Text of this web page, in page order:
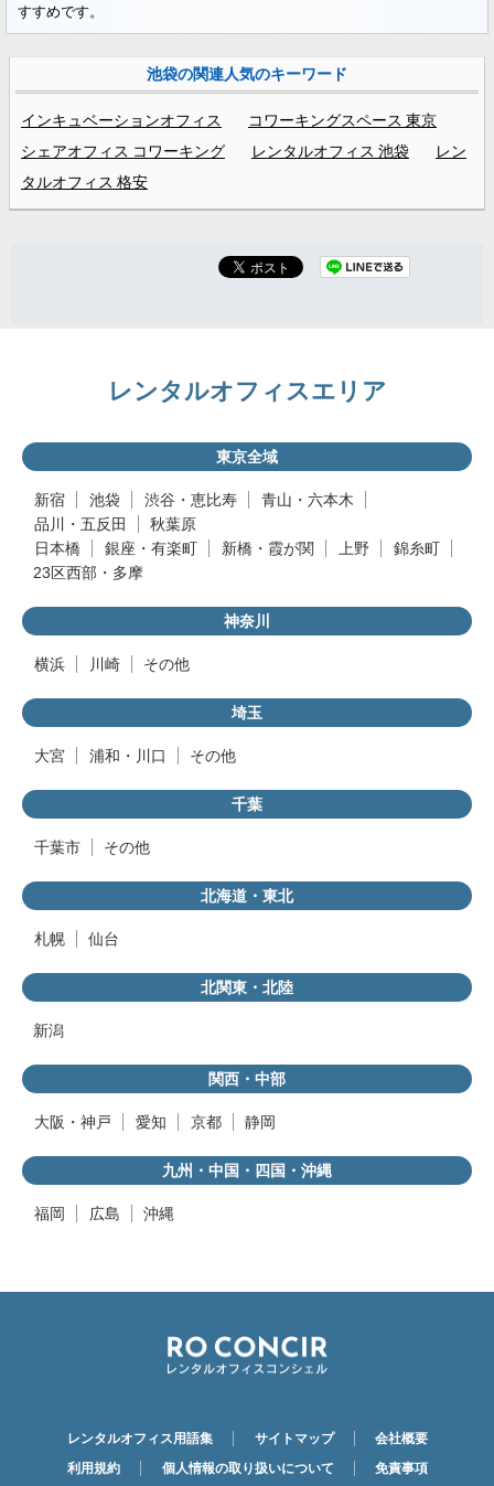
すすめです。
池袋の関連人気のキーワード
インキュベーションオフィス
コワーキングスペース 東京
シェアオフィス コワーキング
レンタルオフィス 池袋
レン
タルオフィス 格安
レンタルオフィスエリア
東京全域
新宿 池袋 渋谷・恵比寿
青山・六本木
品川・五反田
秋葉原
日本橋
銀座・有楽町 新橋・霞が関 上野
錦糸町
23区西部・多摩
神奈川
横浜 川崎 その他
埼玉
大宮 浦和・川口 その他
千葉
千葉市 その他
北海道・東北
札幌 仙台
北関東・北陸
新潟
関西・中部
大阪・神戸 愛知 京都 静岡
九州・中国・四国・沖縄
福岡 広島 沖縄
レンタルオフィス用語集 サイトマップ
会社概要
利用規約
個人情報の取り扱いについて 免責事項